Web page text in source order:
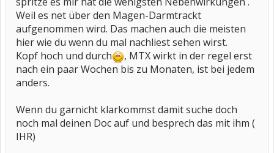
Weil es net über den Magen-Darmtrackt
aufgenommen wird. Das machen auch die meisten
hier wie du wenn du mal nachliest sehen wirst.
Kopf hoch und durch
, MTX wirkt in der regel erst
nach ein paar Wochen bis zu Monaten, ist bei jedem
anders.
Wenn du garnicht klarkommst damit suche doch
noch mal deinen Doc auf und besprech das mit ihm (
IHR)